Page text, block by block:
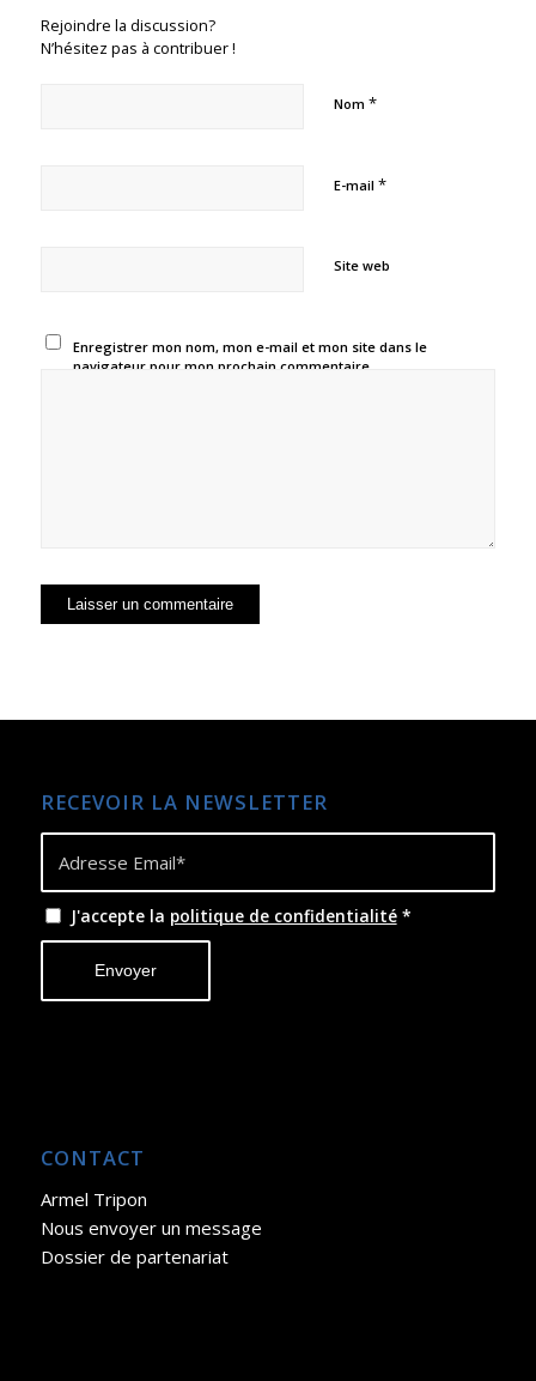
Rejoindre la discussion?
N’hésitez pas à contribuer !
Nom *
E-mail *
Site web
Enregistrer mon nom, mon e-mail et mon site dans le
navigateur pour mon prochain commentaire.
RECEVOIR LA NEWSLETTER
J'accepte la politique de confidentialité *
CONTACT
Armel Tripon
Nous envoyer un message
Dossier de partenariat